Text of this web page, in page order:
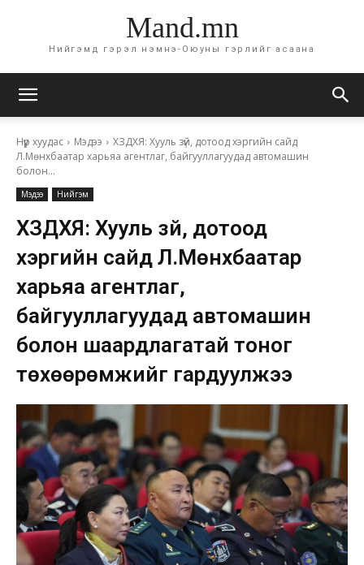
Mand.mn
Нийгэмд гэрэл нэмнэ-Оюуны гэрлийг асаана
Нүүр хуудас Мэдээ
ХЗДХЯ: Хууль зүй, дотоод хэргийн сайд
Л.Мөнхбаатар харьяа агентлаг, байгууллагуудад автомашин
болон...
Мэдээ Нийгэм
ХЗДХЯ: Хууль зүй, дотоод
хэргийн сайд Л.Мөнхбаатар
харьяа агентлаг,
байгууллагуудад автомашин
болон шаардлагатай тоног
төхөөрөмжийг гардуулжээ